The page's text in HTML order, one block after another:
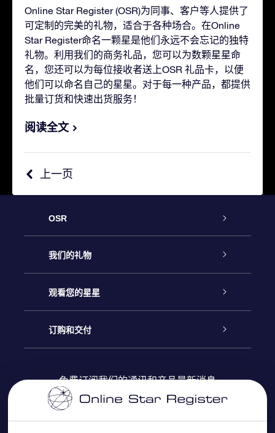
Online Star Register (OSR)为同事、客户等人提供了
可定制的完美的礼物，适合于各种场合。在Online
Star Register命名一颗星是他们永远不会忘记的独特
礼物。利用我们的商务礼品，您可以为数颗星星命
名，您还可以为每位接收者送上OSR 礼品卡，以便
他们可以命名自己的星星。对于每一种产品，都提供
批量订货和快速出货服务！
阅读全文
上一页
OSR
客户服务
联系我们
博客
评论
我们的礼物
Online Star礼物
OSR 礼物包
OSR 礼物卡
观看您的星星
Online Star Register
个性化的Star Page
订购和交付
付款信息
免费订阅我们的通讯和产品最新消息